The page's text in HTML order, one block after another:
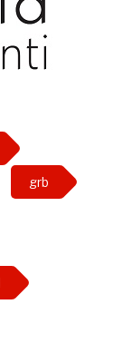
grb